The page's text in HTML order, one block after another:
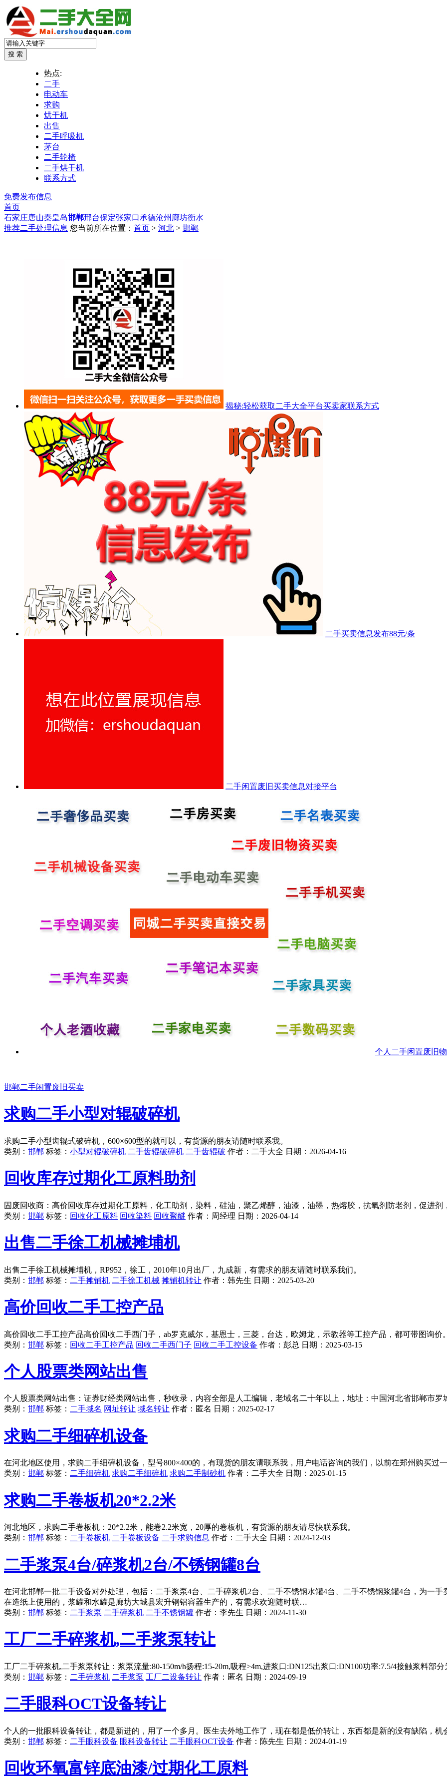
热点:
二手
电动车
求购
烘干机
出售
二手呼吸机
茅台
二手轮椅
二手烘干机
联系方式
免费发布信息
首页
石家庄唐山秦皇岛邯郸邢台保定张家口承德沧州 廊坊衡水
推荐二手处理信息 您当前所在位置： 首页 > 河北 > 邯郸
揭秘:轻松获取二手大全平台买卖家联系方式
二手买卖信息发布88元/条
二手闲置废旧买卖信息对接平台
个人二手闲置废旧
邯郸二手闲置废旧买卖
求购二手小型对辊破碎机
求购二手小型齿辊式破碎机，600×600型的就可以，有货源的朋友请随时联系我。
类别： 邯郸 标签： 小型对辊破碎机 二手齿辊破碎机 二手齿辊破 作者： 二手大全 日期： 2026-04-16
回收库存过期化工原料助剂
固废回收商：高价回收库存过期化工原料，化工助剂，染料，硅油，聚乙烯醇，油漆，油墨，热熔胶，抗氧剂防老剂，促进剂
类别： 邯郸 标签： 回收化工原料 回收染料 回收聚醚 作者： 周经理 日期： 2026-04-14
出售二手徐工机械摊埔机
出售二手徐工机械摊埔机，RP952，徐工，2010年10月出厂，九成新，有需求的朋友请随时联系我们。
类别： 邯郸 标签： 二手摊铺机 二手徐工机械 摊铺机转让 作者： 韩先生 日期： 2025-03-20
高价回收二手工控产品
高价回收二手工控产品高价回收二手西门子，ab罗克威尔，基恩士，三菱，台达，欧姆龙，示教器等工控产品，都可带图询价。
类别： 邯郸 标签： 回收二手工控产品 回收二手西门子 回收二手工控设备 作者： 彭总 日期： 2025-03-15
个人股票类网站出售
个人股票类网站出售：证券财经类网站出售，秒收录，内容全部是人工编辑，老域名二十年以上，地址：中国河北省邯郸市罗
类别： 邯郸 标签： 二手域名 网址转让 域名转让 作者： 匿名 日期： 2025-02-17
求购二手细碎机设备
在河北地区使用，求购二手细碎机设备，型号800×400的，有现货的朋友请联系我，用户电话咨询的我们，以前在郑州购买过一
类别： 邯郸 标签： 二手细碎机 求购二手细碎机 求购二手制砂机 作者： 二手大全 日期： 2025-01-15
求购二手卷板机20*2.2米
河北地区，求购二手卷板机：20*2.2米，能卷2.2米宽，20厚的卷板机，有货源的朋友请尽快联系我。
类别： 邯郸 标签： 二手卷板机 二手卷板设备 二手求购信息 作者： 二手大全 日期： 2024-12-03
二手浆泵4台/碎浆机2台/不锈钢罐8台
在河北邯郸一批二手设备对外处理，包括：二手浆泵4台、二手碎浆机2台、二手不锈钢水罐4台、二手不锈钢浆罐4台，为一
在造纸上使用的，浆罐和水罐是廊坊大城县宏升钢铝容器生产的，有需求欢迎随时联…
类别： 邯郸 标签： 二手浆泵 二手碎浆机 二手不锈钢罐 作者： 李先生 日期： 2024-11-30
工厂二手碎浆机,二手浆泵转让
工厂二手碎浆机,二手浆泵转让：浆泵流量:80-150m/h扬程:15-20m,吸程>4m,进浆口:DN125出浆口:DN100功率:7.5/4接触浆料部
类别： 邯郸 标签： 二手碎浆机 二手浆泵 工厂二设备转让 作者： 匿名 日期： 2024-09-19
二手眼科OCT设备转让
个人的一批眼科设备转让，都是新进的，用了一个多月。医生去外地工作了，现在都是低价转让，东西都是新的没有缺陷，机
类别： 邯郸 标签： 二手眼科设备 眼科设备转让 二手眼科OCT设备 作者： 陈先生 日期： 2024-01-19
回收环氧富锌底油漆/过期化工原料